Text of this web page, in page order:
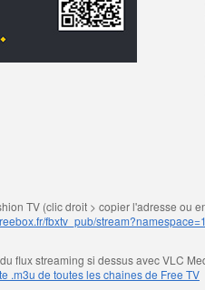
TV (clic droit > copier l'adresse ou
fbxtv_pub/
flux streaming si dessus avec VLC
.m3u de toutes les chaines de Free TV